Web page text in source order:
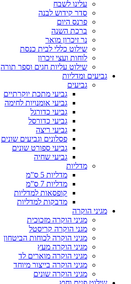
עלינו לשבח
סדר קידוש לבנה
פרנס היום
ברכת השנה
נר זיכרון מואר
שילוט כללי לבית כנסת
לוחות ועצי זיכרון
שילוט עליות חגים וספר תורה
גביעים ומדליות
גביעים
גביעי מתכת יוקרתיים
גביעי אומנויות לחימה
גביעי כדורגל
גביעי כדורסל
גביעי ריצה
פסלונים וגביעים שונים
גביעי ספורט שונים
גביעי שחיה
מדליות
מדליות 5 ס”מ
מדליות 7 ס”מ
קופסאות למדליות
מדבקות למדליות
מגיני הוקרה
מגיני הוקרה מזכוכית
מגני הוקרה קריסטל
מגיני הוקרה לכוחות הביטחון
מגיני הוקרה מעץ
מגיני הוקרה מוארים לד
מגיני הוקרה בייצור מיוחד
מגיני הוקרה שונים